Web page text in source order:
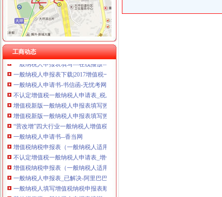
工商动态
6月申报期来了,新旧增值税一般纳税人填报关键点要知道！_搜狐其它
一般纳税人申报表及附表.xls
增值税一般纳税人申报表填写说明
2016新.《增值税纳税申报表（一般纳税人适用）》及其附列资料填
一般纳税人申报表填写.doc
一般纳税人申报表填写—在线播放—优酷网,高清在线观看
一般纳税人申报表下载|2017增值税一般纳税人申报表新版_附表四+
一般纳税人申请书-书信函-无忧考网
不认定增值税一般纳税人申请表_税屋网——第一时间递财税政策
增值税新版一般纳税人申报表填写热点问题-搜狐滚动
增值税新版一般纳税人申报表填写热点问题-搜狐滚动
“营改增”四大行业一般纳税人增值税申报表样表
一般纳税人申请书--香当网
增值税纳税申报表（一般纳税人适用）
不认定增值税一般纳税人申请表_增值税_一般纳税人_申请表_认定_图
增值税纳税申报表（一般纳税人适用）及附列资料
一般纳税人申报表_已解决-阿里巴巴生意经
一般纳税人填写增值税纳税申报表顺序_搜狐时尚_搜狐网
其他增值税一般纳税人申报表培训—在线播放—优酷网,高清在线